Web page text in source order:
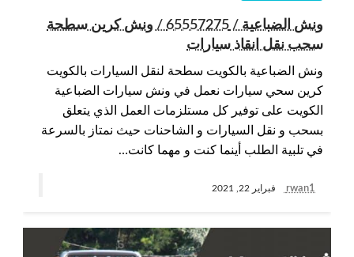
ونش الضباعية / 65557275 / ونش كرين سطحة
سحب نقل انقاذ سيارات
ونش الضباعية بالكويت سطحة لنقل السيارات بالكويت
كرين سحي سيارات نعمل في ونش سيارات الضباعية
الكويت على توفير كل مستلزمات العمل الذي يتعلق
بسحب و نقل السيارات و الشاحنات حيث نمتاز بالسرعة
في تلبية الطلب أينما كنت و مهما كانت…
rwan1 فبراير 22, 2021